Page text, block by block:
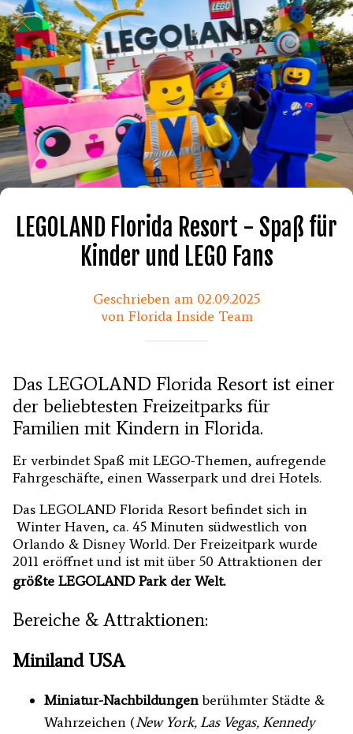
LEGOLAND Florida Resort - Spaß für
Kinder und LEGO Fans
Geschrieben am 02.09.2025
von Florida Inside Team
Das LEGOLAND Florida Resort ist einer
der beliebtesten Freizeitparks für
Familien mit Kindern in Florida.
Er verbindet Spaß mit LEGO-Themen, aufregende
Fahrgeschäfte, einen Wasserpark und drei Hotels.
Das LEGOLAND Florida Resort befindet sich in
Winter Haven, ca. 45 Minuten südwestlich von
Orlando & Disney World. Der Freizeitpark wurde
2011 eröffnet und ist mit über 50 Attraktionen der
größte LEGOLAND Park der Welt.
Bereiche & Attraktionen:
Miniland USA
Miniatur-Nachbildungenberühmter Städte &
Wahrzeichen (New York, Las Vegas, Kennedy